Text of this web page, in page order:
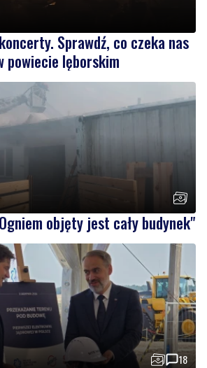
Sprawdź, co czeka nas
powiecie lęborskim
objęty jest cały budynek"
18